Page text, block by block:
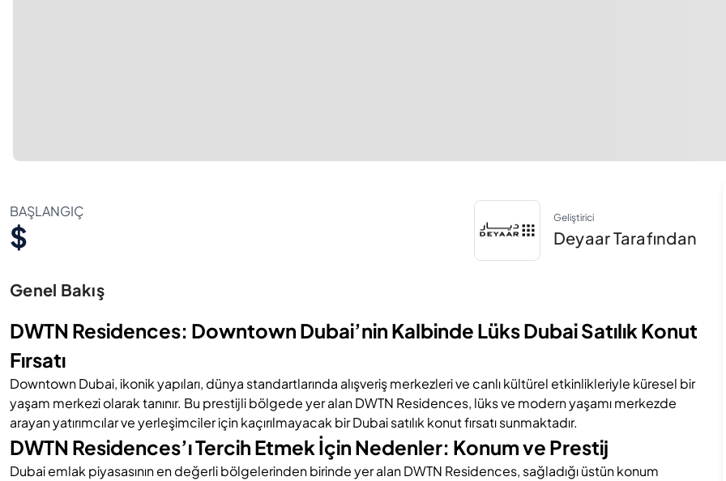
BAŞLANGIÇ
$
Geliştirici
Deyaar Tarafından
Genel Bakış
DWTN Residences: Downtown Dubai’nin Kalbinde Lüks Dubai Satılık Konut
Fırsatı
Downtown Dubai, ikonik yapıları, dünya standartlarında alışveriş merkezleri ve canlı kültürel etkinlikleriyle küresel bir
yaşam merkezi olarak tanınır. Bu prestijli bölgede yer alan DWTN Residences, lüks ve modern yaşamı merkezde
arayan yatırımcılar ve yerleşimciler için kaçırılmayacak bir Dubai satılık konut fırsatı sunmaktadır.
DWTN Residences’ı Tercih Etmek İçin Nedenler: Konum ve Prestij
Dubai emlak piyasasının en değerli bölgelerinden birinde yer alan DWTN Residences, sağladığı üstün konum